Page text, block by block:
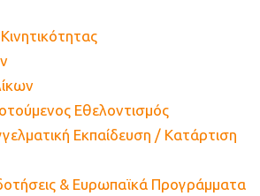
Εθελοντισμός
Εκπαίδευση / Κατάρτιση
& Ευρωπαϊκά Προγράμματα